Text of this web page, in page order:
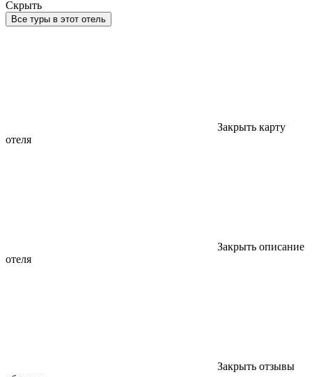
Скрыть
Все туры в этот отель
Закрыть карту
отеля
Закрыть описание
отеля
Закрыть отзывы